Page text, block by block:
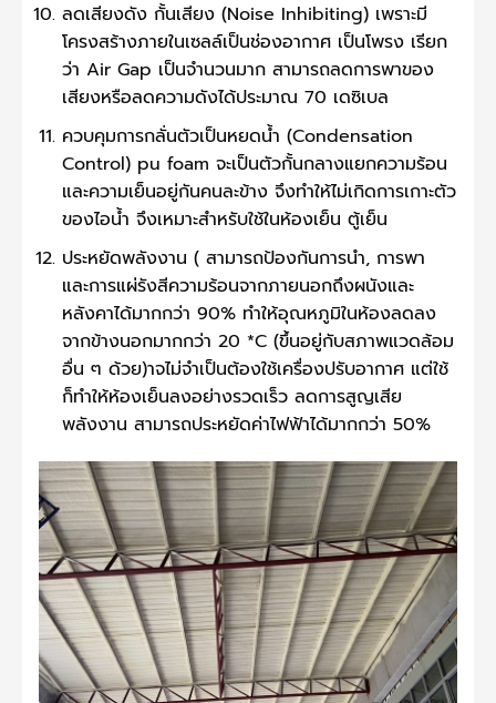
ลดเสียงดัง กั้นเสียง (Noise Inhibiting) เพราะมี
โครงสร้างภายในเซลล์เป็นช่องอากาศ เป็นโพรง เรียก
ว่า Air Gap เป็นจำนวนมาก สามารถลดการพาของ
เสียงหรือลดความดังได้ประมาณ 70 เดซิเบล
ควบคุมการกลั่นตัวเป็นหยดน้ำ (Condensation
Control) pu foam จะเป็นตัวกั้นกลางแยกความร้อน
และความเย็นอยู่กันคนละข้าง จึงทำให้ไม่เกิดการเกาะตัว
ของไอน้ำ จึงเหมาะสำหรับใช้ในห้องเย็น ตู้เย็น
ประหยัดพลังงาน ( สามารถป้องกันการนำ, การพา
และการแผ่รังสีความร้อนจากภายนอกถึงผนังและ
หลังคาได้มากกว่า 90% ทำให้อุณหภูมิในห้องลดลง
จากข้างนอกมากกว่า 20 *C (ขึ้นอยู่กับสภาพแวดล้อม
อื่น ๆ ด้วย)าจไม่จำเป็นต้องใช้เครื่องปรับอากาศ แต่ใช้
ก็ทำให้ห้องเย็นลงอย่างรวดเร็ว ลดการสูญเสีย
พลังงาน สามารถประหยัดค่าไฟฟ้าได้มากกว่า 50%